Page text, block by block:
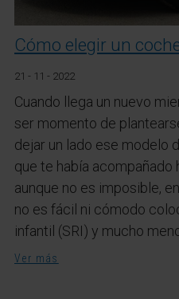
Cómo elegir un
21 - 11 - 2022
Cuando llega un nuevo
ser momento de
dejar un lado ese modelo
que te había acompañado
aunque no es imposible,
no es fácil ni cómodo
infantil (SRI) y mucho
Ver más